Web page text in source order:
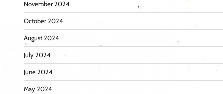
November 2024
October 2024
August 2024
July 2024
June 2024
May 2024